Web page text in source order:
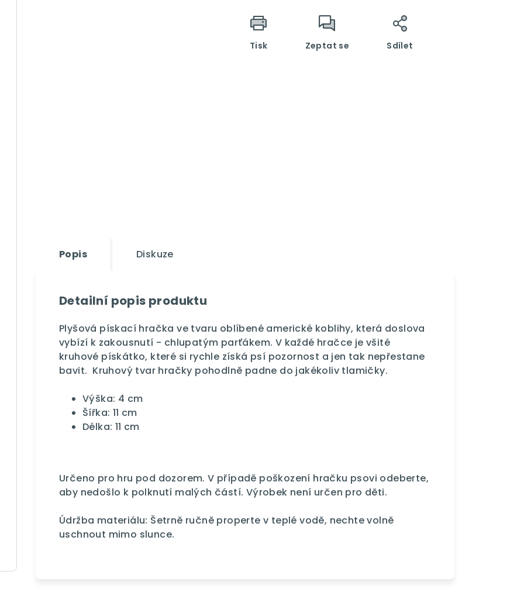
Tisk Zeptat se Sdílet
Popis Diskuze
Detailní popis produktu
Plyšová pískací hračka ve tvaru oblíbené americké koblihy, která doslova
vybízí k zakousnutí - chlupatým parťákem. V každé hračce je všité
kruhové pískátko, které si rychle získá psí pozornost a jen tak nepřestane
bavit. Kruhový tvar hračky pohodlně padne do jakékoliv tlamičky.
Výška: 4 cm
Šířka: 11 cm
Délka: 11 cm
Určeno pro hru pod dozorem. V případě poškození hračku psovi odeberte,
aby nedošlo k polknutí malých částí. Výrobek není určen pro děti.
Údržba materiálu: Šetrně ručně properte v teplé vodě, nechte volně
uschnout mimo slunce.